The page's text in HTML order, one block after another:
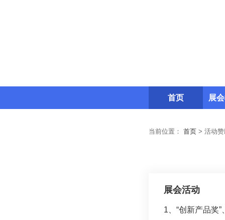
首页 展
当前位置： 首页 > 活动
展会活动
1、“创新产品奖